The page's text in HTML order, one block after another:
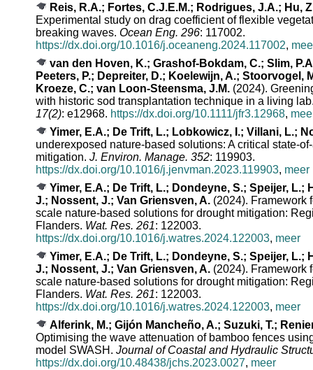
Reis, R.A.; Fortes, C.J.E.M.; Rodrigues, J.A.; Hu,
Experimental study on drag coefficient of flexible
breaking waves. Ocean Eng. 296: 117002.
https://dx.doi.org/10.1016/j.oceaneng.2024.117002,
van den Hoven, K.; Grashof-Bokdam, C.; Slim,
Peeters, P.; Depreiter, D.; Koelewijn, A.; Stoorvogel,
Kroeze, C.; van Loon-Steensma, J.M. (2024).
with historic sod transplantation technique in a living
17(2): e12968. https://dx.doi.org/10.1111/jfr3.12968,
Yimer, E.A.; De Trift, L.; Lobkowicz, I.; Villani, L.;
underexposed nature-based solutions: A critical state-
mitigation. J. Environ. Manage. 352: 119903.
https://dx.doi.org/10.1016/j.jenvman.2023.119903, meer
Yimer, E.A.; De Trift, L.; Dondeyne, S.; Speijer, L.;
J.; Nossent, J.; Van Griensven, A. (2024). Framework
scale nature-based solutions for drought mitigation:
Flanders. Wat. Res. 261: 122003.
https://dx.doi.org/10.1016/j.watres.2024.122003, meer
Yimer, E.A.; De Trift, L.; Dondeyne, S.; Speijer, L.;
J.; Nossent, J.; Van Griensven, A. (2024). Framework
scale nature-based solutions for drought mitigation:
Flanders. Wat. Res. 261: 122003.
https://dx.doi.org/10.1016/j.watres.2024.122003, meer
Alferink, M.; Gijón Mancheño, A.; Suzuki, T.;
Optimising the wave attenuation of bamboo fences
model SWASH. Journal of Coastal and Hydraulic
https://dx.doi.org/10.48438/jchs.2023.0027, meer